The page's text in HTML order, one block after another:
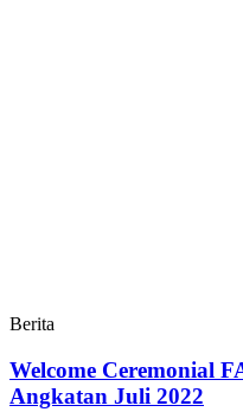
Berita
Welcome Ceremonial
Angkatan Juli 2022